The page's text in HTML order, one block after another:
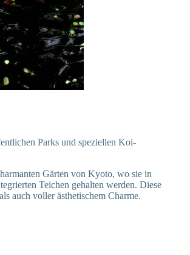
Parks und speziellen Koi-
Gärten von Kyoto, wo sie in
Teichen gehalten werden. Diese
auch voller ästhetischem Charme.